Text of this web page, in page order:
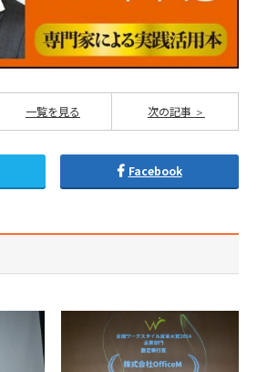
次の記事
一覧を見る
Facebook